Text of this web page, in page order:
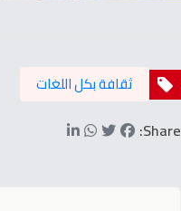
ثقافة بكل اللغات
Share: